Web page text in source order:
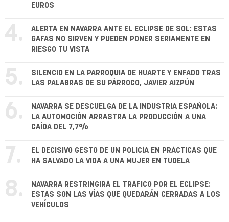
EUROS
4.
ALERTA EN NAVARRA ANTE EL ECLIPSE DE SOL: ESTAS
GAFAS NO SIRVEN Y PUEDEN PONER SERIAMENTE EN
RIESGO TU VISTA
5.
SILENCIO EN LA PARROQUIA DE HUARTE Y ENFADO TRAS
LAS PALABRAS DE SU PÁRROCO, JAVIER AIZPÚN
6.
NAVARRA SE DESCUELGA DE LA INDUSTRIA ESPAÑOLA:
LA AUTOMOCIÓN ARRASTRA LA PRODUCCIÓN A UNA
CAÍDA DEL 7,7%
7.
EL DECISIVO GESTO DE UN POLICÍA EN PRÁCTICAS QUE
HA SALVADO LA VIDA A UNA MUJER EN TUDELA
8.
NAVARRA RESTRINGIRÁ EL TRÁFICO POR EL ECLIPSE:
ESTAS SON LAS VÍAS QUE QUEDARÁN CERRADAS A LOS
VEHÍCULOS